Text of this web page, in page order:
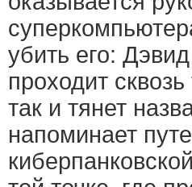
убить его:
проходит
так и тянет
напоминает